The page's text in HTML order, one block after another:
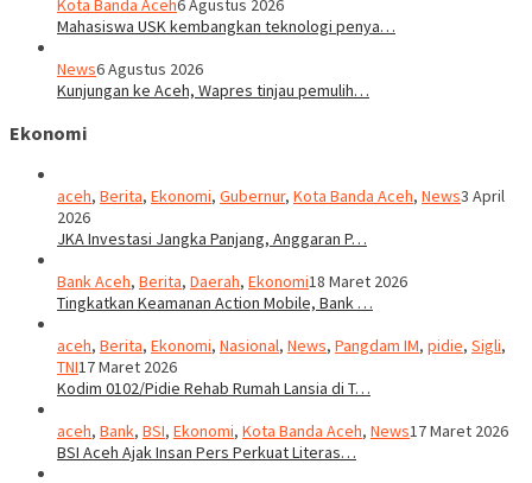
Kota Banda Aceh6 Agustus 2026
Mahasiswa USK kembangkan teknologi penya…
News6 Agustus 2026
Kunjungan ke Aceh, Wapres tinjau pemulih…
Ekonomi
aceh, Berita, Ekonomi, Gubernur, Kota Banda Aceh, News3 April
2026
JKA Investasi Jangka Panjang, Anggaran P…
Bank Aceh, Berita, Daerah, Ekonomi18 Maret 2026
Tingkatkan Keamanan Action Mobile, Bank …
aceh, Berita, Ekonomi, Nasional, News, Pangdam IM, pidie, Sigli,
TNI17 Maret 2026
Kodim 0102/Pidie Rehab Rumah Lansia di T…
aceh, Bank, BSI, Ekonomi, Kota Banda Aceh, News17 Maret 2026
BSI Aceh Ajak Insan Pers Perkuat Literas…